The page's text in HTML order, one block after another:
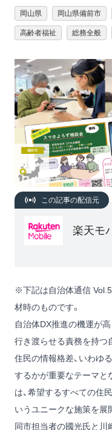
岡山県 岡山県備前市
高齢者福祉 総務全般
この記事の配信元
楽天モ
※下記は自治体通信
材時のものです。
自治体DX推進の機運が
行き渡らせる責務を持つ
住民の情報格差、いわゆ
するかが重要なテーマと
は、希望するすべての住
いうユニークな施策を展
同市担当者の國光氏と川